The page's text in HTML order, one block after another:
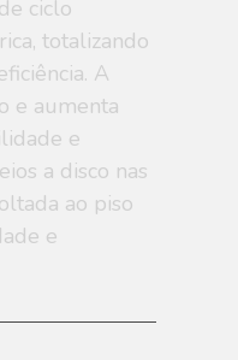
ciclo
totalizando
A
e aumenta
e
a disco nas
ao piso
e